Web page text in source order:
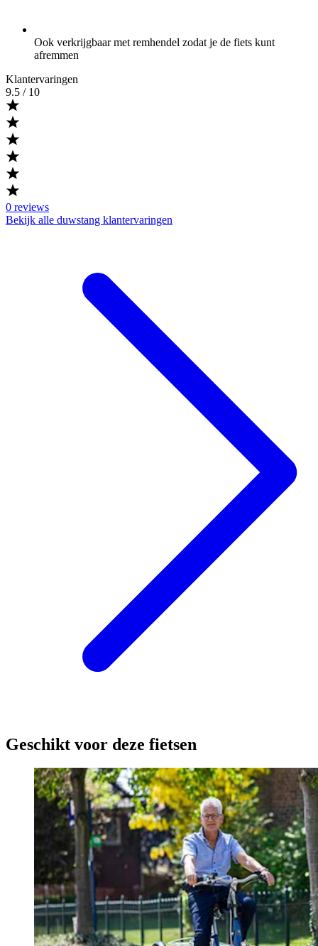
Ook verkrijgbaar met remhendel zodat je de fiets kunt
afremmen
Klantervaringen
9.5 / 10
0 reviews
Bekijk alle duwstang klantervaringen
Geschikt voor deze fietsen